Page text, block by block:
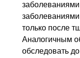
только после
Аналогичным
обследовать